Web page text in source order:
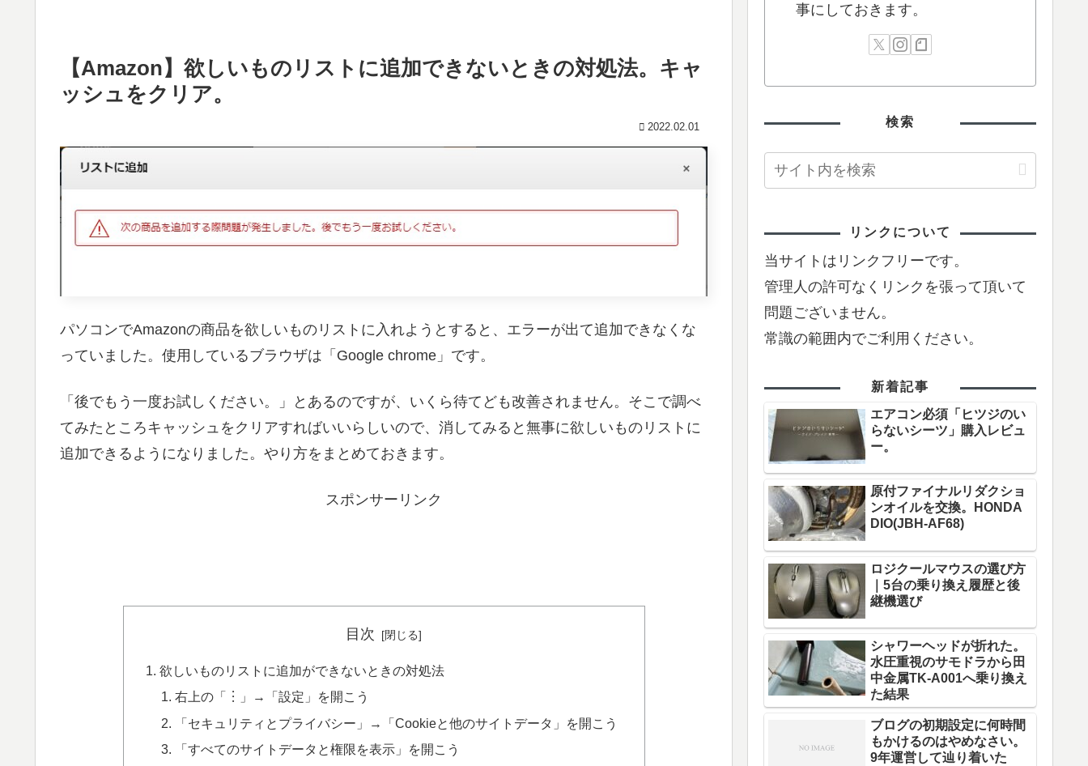
【Amazon】欲しいものリストに追加できないときの対処法。キャ
ッシュをクリア。
2022.02.01
パソコンでAmazonの商品を欲しいものリストに入れようとすると、エラーが出て追加できなくな
っていました。使用しているブラウザは「Google chrome」です。
「後でもう一度お試しください。」とあるのですが、いくら待てども改善されません。そこで調べ
てみたところキャッシュをクリアすればいいらしいので、消してみると無事に欲しいものリストに
追加できるようになりました。やり方をまとめておきます。
スポンサーリンク
目次
欲しいものリストに追加ができないときの対処法
右上の「︙」→「設定」を開こう
「セキュリティとプライバシー」→「Cookieと他のサイトデータ」を開こう
「すべてのサイトデータと権限を表示」を開こう
事にしておきます。
検索
リンクについて
当サイトはリンクフリーです。
管理人の許可なくリンクを張って頂いて
問題ございません。
常識の範囲内でご利用ください。
新着記事
エアコン必須「ヒツジのい
らないシーツ」購入レビュ
ー。
原付ファイナルリダクショ
ンオイルを交換。HONDA
DIO(JBH-AF68)
ロジクールマウスの選び方
｜5台の乗り換え履歴と後
継機選び
シャワーヘッドが折れた。
水圧重視のサモドラから田
中金属TK-A001へ乗り換え
た結果
ブログの初期設定に何時間
もかけるのはやめなさい。
9年運営して辿り着いた